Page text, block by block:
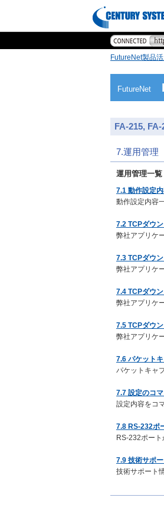
FutureNet製品
FutureNet
FA-215, FA-
7.運用管理
運用管理一覧
7.1 動作設定
動作設定内容
7.2 TCPダウ
弊社アプリケ
7.3 TCPダウ
弊社アプリケ
7.4 TCPダウ
弊社アプリケ
7.5 TCPダウ
弊社アプリケ
7.6 パケット
パケットキャ
7.7 設定のコ
設定内容をコ
7.8 RS-232ポ
RS-232ポート
7.9 技術サポ
技術サポート